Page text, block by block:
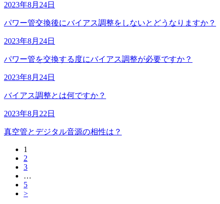
2023年8月24日
パワー管交換後にバイアス調整をしないとどうなりますか？
2023年8月24日
パワー管を交換する度にバイアス調整が必要ですか？
2023年8月24日
バイアス調整とは何ですか？
2023年8月22日
真空管とデジタル音源の相性は？
1
2
3
…
5
>